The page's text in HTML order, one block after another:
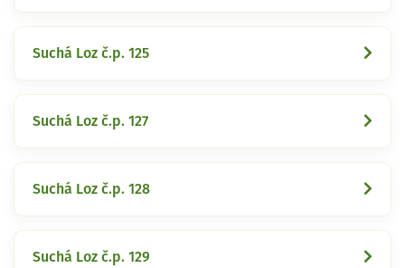
Suchá Loz č.p. 125
Suchá Loz č.p. 127
Suchá Loz č.p. 128
Suchá Loz č.p. 129